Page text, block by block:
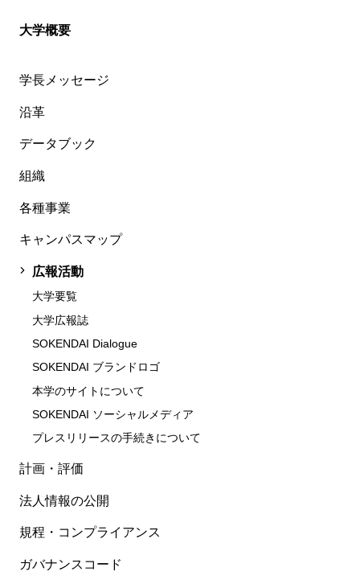
大学概要
学長メッセージ
沿革
データブック
組織
各種事業
キャンパスマップ
広報活動
大学要覧
大学広報誌
SOKENDAI Dialogue
SOKENDAI ブランドロゴ
本学のサイトについて
SOKENDAI ソーシャルメディア
プレスリリースの手続きについて
計画・評価
法人情報の公開
規程・コンプライアンス
ガバナンスコード